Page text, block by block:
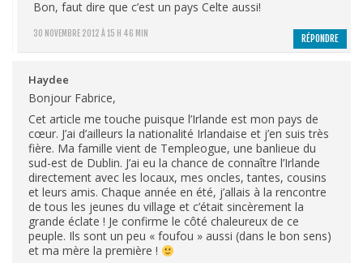
30 NOVEMBRE 2012 À 15 H 46 MIN
Bon, faut dire que c’est un pays Celte aussi!
RÉPONDRE
Haydee
Bonjour Fabrice,
Cet article me touche puisque l’Irlande est mon pays de
cœur. J’ai d’ailleurs la nationalité Irlandaise et j’en suis très
fière. Ma famille vient de Templeogue, une banlieue du
sud-est de Dublin. J’ai eu la chance de connaître l’Irlande
directement avec les locaux, mes oncles, tantes, cousins
et leurs amis. Chaque année en été, j’allais à la rencontre
de tous les jeunes du village et c’était sincèrement la
grande éclate ! Je confirme le côté chaleureux de ce
peuple. Ils sont un peu « foufou » aussi (dans le bon sens)
et ma mère la première !